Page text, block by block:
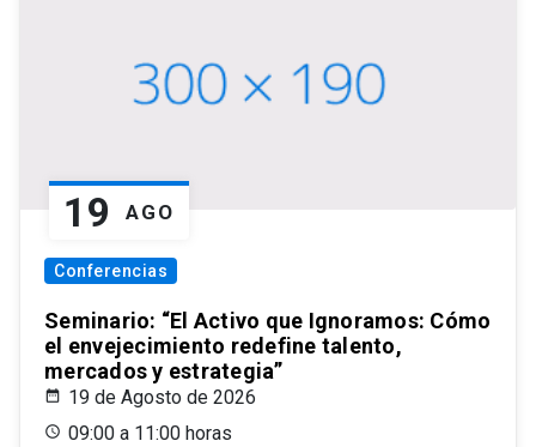
19 AGO
Conferencias
Seminario: “El Activo que Ignoramos: Cómo
el envejecimiento redefine talento,
mercados y estrategia”
19 de Agosto de 2026
09:00 a 11:00 horas